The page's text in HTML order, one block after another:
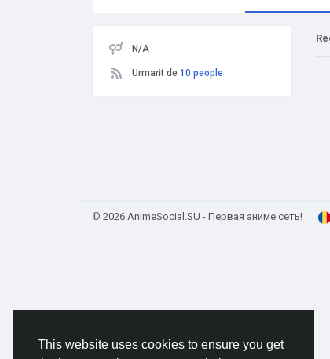
This website uses cookies to ensure you get
N/A
Urmarit de 10 people
© 2026 AnimeSocial.SU - Первая аниме сеть!